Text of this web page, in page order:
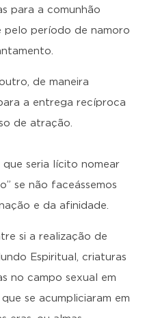
para a comunhão
pelo período de namoro
de maneira
a entrega recíproca
de atração.
seria lícito nomear
se não faceássemos
e da afinidade.
si a realização de
Espiritual, criaturas
no campo sexual em
se acumpliciaram em